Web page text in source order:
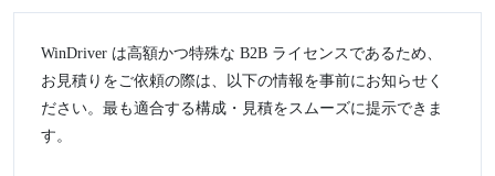
WinDriver は高額かつ特殊な B2B ライセンスであるため、
お見積りをご依頼の際は、以下の情報を事前にお知らせく
ださい。最も適合する構成・見積をスムーズに提示できま
す。